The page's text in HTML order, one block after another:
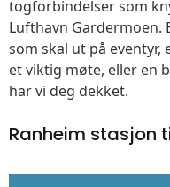
togforbindelser som
Lufthavn Gardermoen.
som skal ut på
et viktig møte, eller en
har vi deg dekket.
Ranheim stasjon